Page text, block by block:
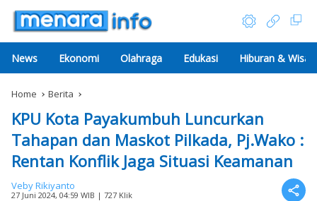
News Ekonomi Olahraga Edukasi Hiburan &
Home Berita
KPU Kota Payakumbuh Luncurkan
Tahapan dan Maskot Pilkada, Pj.Wako :
Rentan Konflik Jaga Situasi Keamanan
Veby Rikiyanto
27 Juni 2024, 04:59 WIB | 727 Klik